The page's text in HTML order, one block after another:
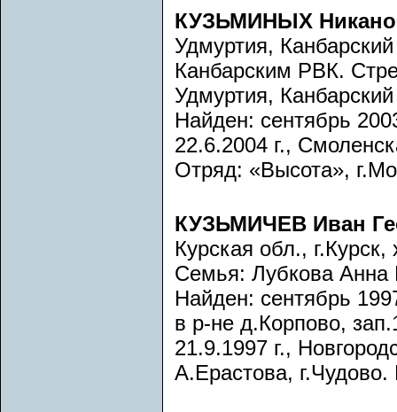
КУЗЬМИНЫХ
Удмуртия,
Канбарским РВК.
Удмуртия,
Найден: сентябрь
22.6.2004 г.,
Отряд: «Высота»,
КУЗЬМИЧЕВ Иван
Курская обл.,
Семья: Лубкова Анна
Найден: сентябрь
в р-не д.Корпово,
21.9.1997 г.,
А.Ерастова,